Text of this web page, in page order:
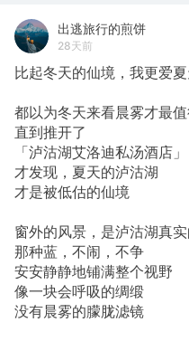
出逃旅行的煎饼
28天前
比起冬天的仙境，我更爱
都以为冬天来看晨雾才最
直到推开了
「泸沽湖艾洛迪私汤酒店
才发现，夏天的泸沽湖
才是被低估的仙境
窗外的风景，是泸沽湖真
那种蓝，不闹，不争
安安静静地铺满整个视野
像一块会呼吸的绸缎
没有晨雾的朦胧滤镜